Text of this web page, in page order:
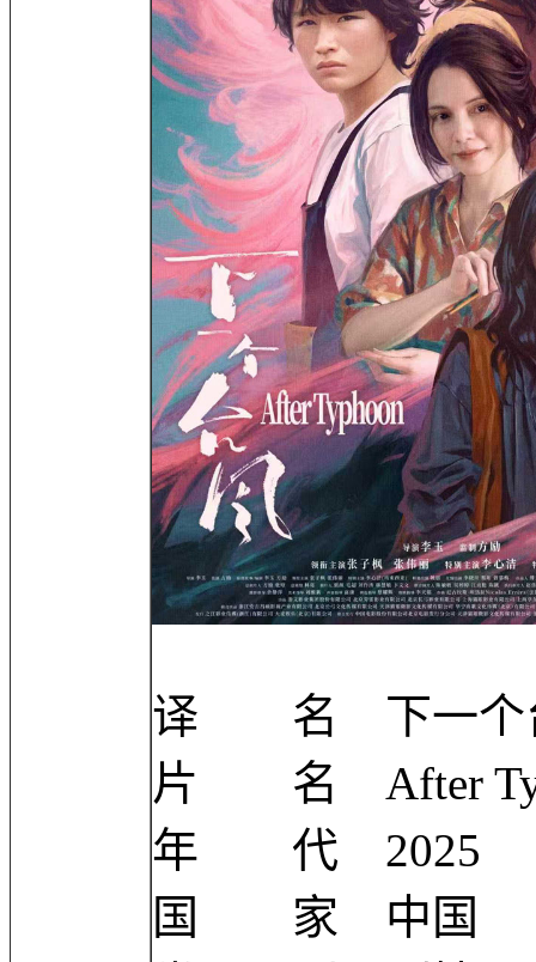
译 名 下一个
片 名 After
年 代 2025
国 家 中国